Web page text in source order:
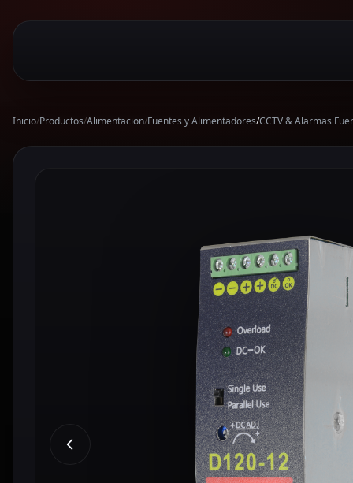
Inicio/Productos/Alimentacion/Fuentes y Alimentadores/CCTV & Alarmas